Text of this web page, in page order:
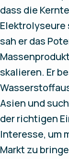
dass die
Elektrolyseure
sah er das
skalieren. Er
Asien und
der richtigen
Interesse, um
Markt zu